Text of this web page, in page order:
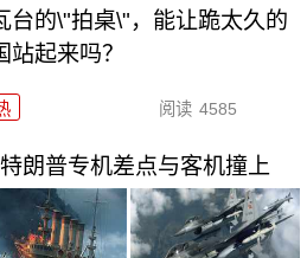
台的\"拍桌\"，能让跪太久的
站起来吗？
阅读 4585
朗普专机差点与客机撞上